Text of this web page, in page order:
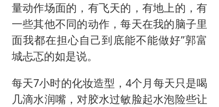
量动作场面的，有飞天的，有地上的，有
一些其他不同的动作，每天在我的脑子里
面我都在担心自己到底能不能做好”郭富
城忐忑的如是说。
每天7小时的化妆造型，4个月每天只是喝
几滴水润嘴，对胶水过敏脸起水泡险些让